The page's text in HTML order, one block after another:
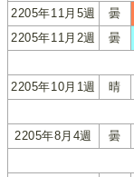
2205年11月5週 曇
2205年11月2週
曇
2205年10月1週 晴
2205年8月4週 曇